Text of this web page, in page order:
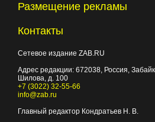
Размещение рекламы
Контакты
Сетевое издание ZAB.RU
Адрес редакции: 672038, Россия,
Шилова, д. 100
+7 (3022) 32-55-66
info@zab.ru
Главный редактор Кондратьев Н. В.